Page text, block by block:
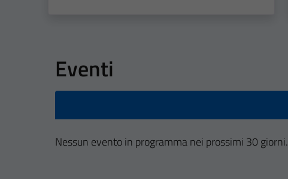
Eventi
Nessun evento in programma nei prossimi 30 giorni.